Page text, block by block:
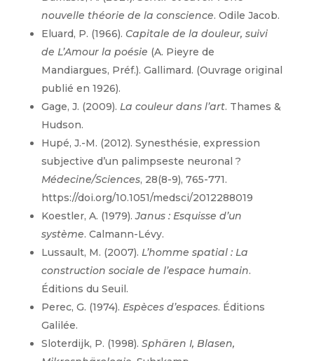
nouvelle théorie de la conscience. Odile Jacob.
Eluard, P. (1966). Capitale de la douleur, suivi
de L’Amour la poésie (A. Pieyre de
Mandiargues, Préf.). Gallimard. (Ouvrage original
publié en 1926).
Gage, J. (2009). La couleur dans l’art. Thames &
Hudson.
Hupé, J.-M. (2012). Synesthésie, expression
subjective d’un palimpseste neuronal ?
Médecine/Sciences, 28(8-9), 765-771.
https://doi.org/10.1051/medsci/2012288019
Koestler, A. (1979).Janus : Esquisse d’un
système. Calmann-Lévy.
Lussault, M. (2007). L’homme spatial : La
construction sociale de l’espace humain.
Éditions du Seuil.
Perec, G. (1974). Espèces d’espaces. Éditions
Galilée.
Sloterdijk, P. (1998). Sphären I, Blasen,